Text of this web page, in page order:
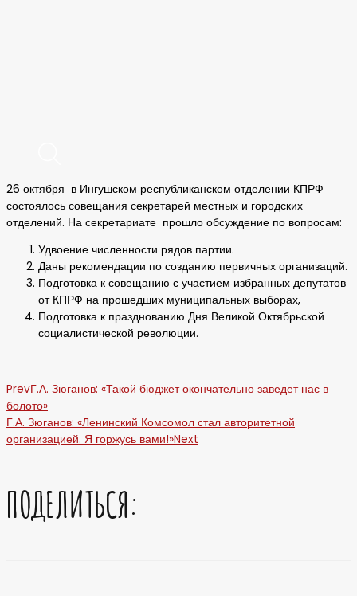
26 октября в Ингушском республиканском отделении КПРФ
состоялось совещания секретарей местных и городских
отделений. На секретариате прошло обсуждение по вопросам:
Удвоение численности рядов партии.
Даны рекомендации по созданию первичных организаций.
Подготовка к совещанию с участием избранных депутатов
от КПРФ на прошедших муниципальных выборах,
Подготовка к празднованию Дня Великой Октябрьской
социалистической революции.
PrevГ.А. Зюганов: «Такой бюджет окончательно заведет нас в
болото»
Г.А. Зюганов: «Ленинский Комсомол стал авторитетной
организацией. Я горжусь вами!»Next
ПОДЕЛИТЬСЯ: